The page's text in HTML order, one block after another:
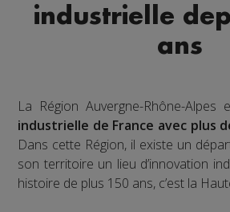
industrielle
ans
La Région Auvergne-Rhône-Alpes
industrielle de France avec plus
Dans cette Région, il existe un
son territoire un lieu d’innovation
histoire de plus 150 ans, c’est la